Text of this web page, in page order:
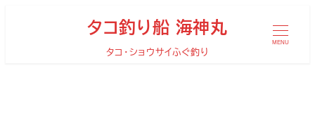
タコ釣り船 海神丸
タコ・ショウサイふぐ釣り
MENU